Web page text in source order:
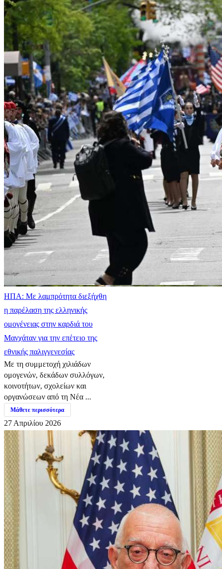
ΗΠΑ: Με λαμπρότητα διεξήχθη
η παρέλαση της ελληνικής
ομογένειας στην καρδιά του
Μανχάταν για την επέτειο της
εθνικής παλιγγενεσίας
Με τη συμμετοχή χιλιάδων
ομογενών, δεκάδων συλλόγων,
κοινοτήτων, σχολείων και
οργανώσεων από τη Νέα ...
Μάθετε περισσότερα
27 Απριλίου 2026